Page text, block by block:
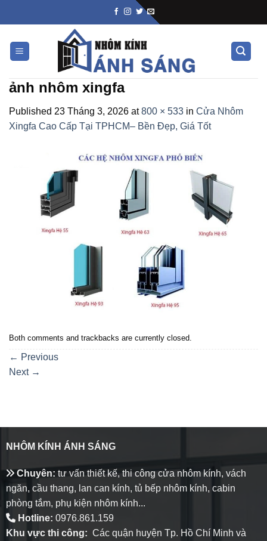
ảnh nhôm xingfa
Published 23 Tháng 3, 2026 at800 × 533 in Cửa Nhôm
Xingfa Cao Cấp Tại TPHCM– Bền Đẹp, Giá Tốt
Both comments and trackbacks are currently closed.
← Previous
Next →
NHÔM KÍNH ÁNH SÁNG
Chuyên: tư vấn thiết kế, thi công cửa nhôm kính, vách
ngăn, cầu thang, lan can kính, tủ bếp nhôm kính, cabin
phòng tắm, phụ kiện nhôm kính...
Hotline: 0976.861.159
Khu vực thi công: Các quận huyện Tp. Hồ Chí Minh và